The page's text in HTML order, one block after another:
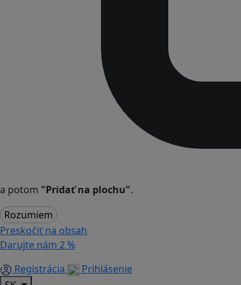
a potom "Pridať na plochu".
Rozumiem
Preskočiť na obsah
Darujte nám 2 %
Registrácia
Prihlásenie